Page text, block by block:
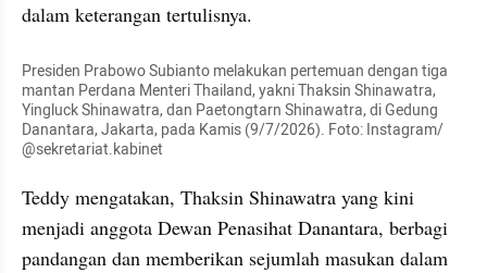
dalam keterangan tertulisnya.
Presiden Prabowo Subianto melakukan pertemuan dengan tiga
mantan Perdana Menteri Thailand, yakni Thaksin Shinawatra,
Yingluck Shinawatra, dan Paetongtarn Shinawatra, di Gedung
Danantara, Jakarta, pada Kamis (9/7/2026). Foto: Instagram/
@sekretariat.kabinet
Teddy mengatakan, Thaksin Shinawatra yang kini
menjadi anggota Dewan Penasihat Danantara, berbagi
pandangan dan memberikan sejumlah masukan dalam